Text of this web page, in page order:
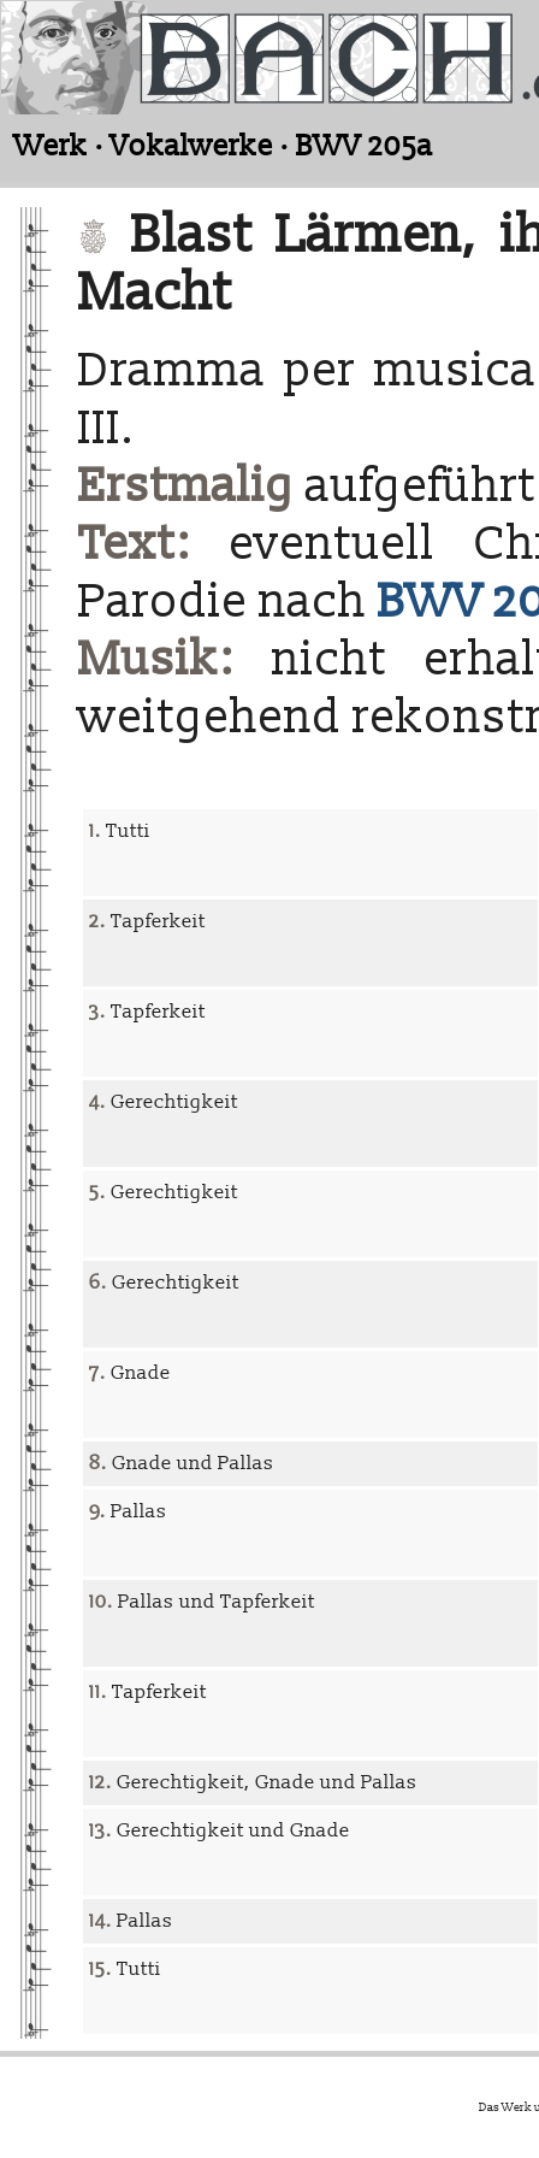
Werk · Vokalwerke · BWV 205a
Blast Lärmen,
Macht
Dramma per
III.
Erstmalig aufgeführt
Text: eventuell
Parodie nach BWV
Musik: nicht
weitgehend
1. Tutti
2. Tapferkeit
3. Tapferkeit
4. Gerechtigkeit
5. Gerechtigkeit
6. Gerechtigkeit
7. Gnade
8. Gnade und Pallas
9. Pallas
10. Pallas und Tapferkeit
11. Tapferkeit
12. Gerechtigkeit, Gnade und Pallas
13. Gerechtigkeit und Gnade
14. Pallas
15. Tutti
Das Werk